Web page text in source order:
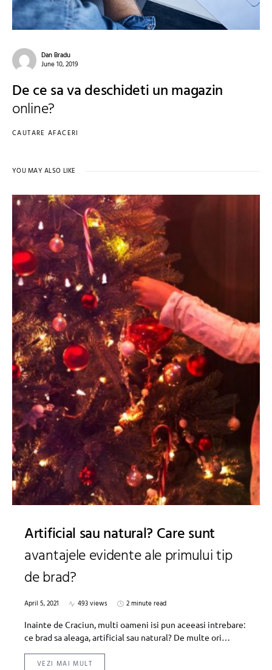
Dan Bradu
June 10, 2019
De ce sa va deschideti un magazin
online?
CAUTARE AFACERI
YOU MAY ALSO LIKE
Artificial sau natural? Care sunt
avantajele evidente ale primului tip
de brad?
April 5, 2021 493 views
2 minute read
Inainte de Craciun, multi oameni isi pun aceeasi intrebare:
ce brad sa aleaga, artificial sau natural? De multe ori…
VEZI MAI MULT